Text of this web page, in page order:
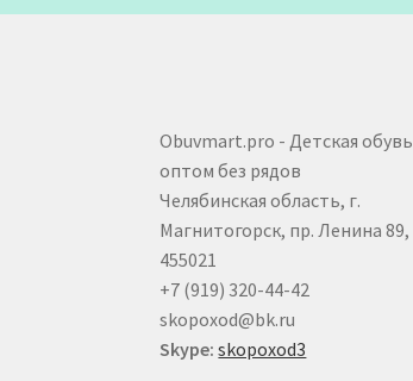
Obuvmart.pro - Детская обувь
оптом без рядов
Челябинская область, г.
Магнитогорск, пр. Ленина 89,
455021
+7 (919) 320-44-42
skopoxod@bk.ru
Skype: skopoxod3